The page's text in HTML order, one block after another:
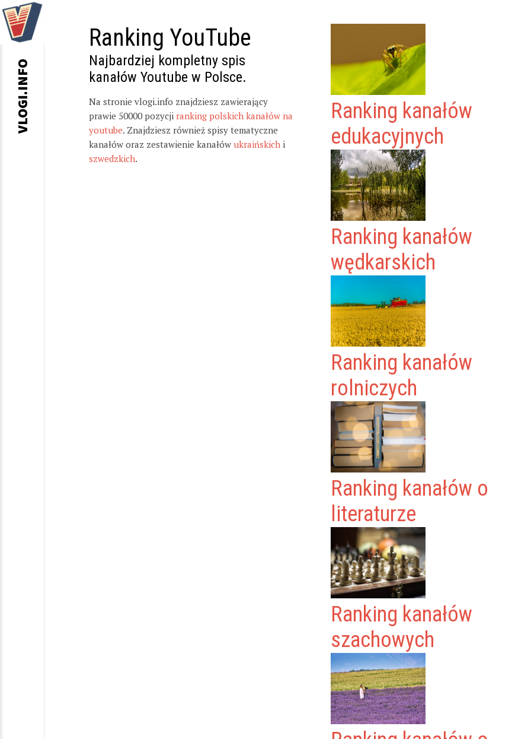
Ranking YouTube
Najbardziej kompletny spis
kanałów Youtube w Polsce.
Na stronie vlogi.info znajdziesz zawierający
prawie 50000 pozycji ranking polskich kanałów na
youtube. Znajdziesz również spisy tematyczne
kanałów oraz zestawienie kanałów ukraińskich i
szwedzkich.
Ranking kanałów
edukacyjnych
Ranking kanałów
wędkarskich
Ranking kanałów
rolniczych
Ranking kanałów o
literaturze
Ranking kanałów
szachowych
VLOGI.INFO